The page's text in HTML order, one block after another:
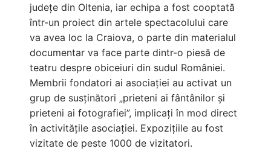
județe din Oltenia, iar echipa a fost cooptată
într-un proiect din artele spectacolului care
va avea loc la Craiova, o parte din materialul
documentar va face parte dintr-o piesă de
teatru despre obiceiuri din sudul României.
Membrii fondatori ai asociației au activat un
grup de susținători „prieteni ai fântânilor și
prieteni ai fotografiei”, implicați în mod direct
în activitățile asociației. Expozițiile au fost
vizitate de peste 1000 de vizitatori.